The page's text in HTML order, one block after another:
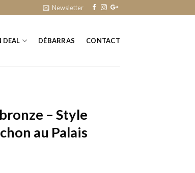
Newsletter
DEAL DÉBARRAS CONTACT
– Style
au Palais